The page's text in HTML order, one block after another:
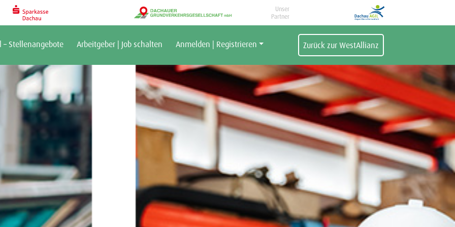
Unser
Partner
– Stellenangebote Arbeitgeber | Job schalten Anmelden | Registrieren Zurück zur WestAllianz